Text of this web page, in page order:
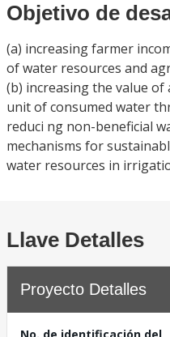
Objetivo de
(a) increasing farmer
of water resources and
(b) increasing the value
unit of consumed water
reduci ng non-beneficial
mechanisms for
water resources in
Llave Detalles
Proyecto Detalles